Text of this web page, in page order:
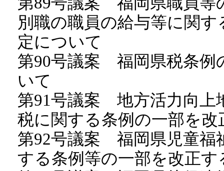
別職の職員の給与等に関
定について
第90号議案 福岡県税条例
いて
第91号議案 地方活力向上
税に関する条例の一部を
第92号議案 福岡県児童福
する条例等の一部を改正